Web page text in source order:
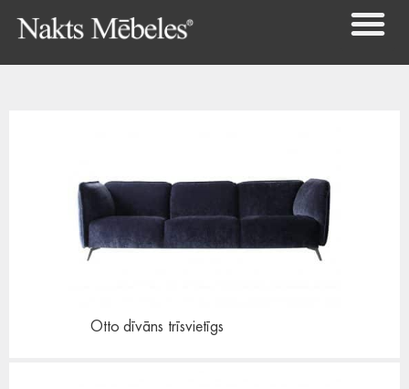
Otto dīvāns trīsvietīgs